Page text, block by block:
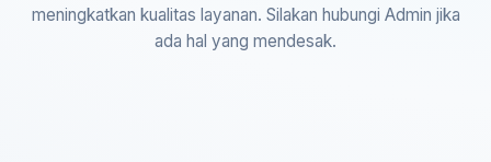
meningkatkan kualitas layanan. Silakan hubungi Admin jika
ada hal yang mendesak.